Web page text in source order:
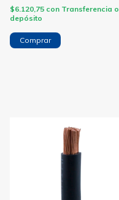
$6.120,75 con Transferencia o
depósito
Comprar